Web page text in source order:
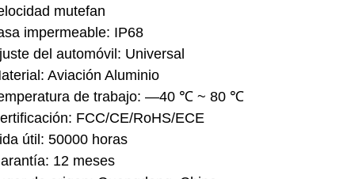
mutefan
impermeable: IP68
del automóvil: Universal
Aviación Aluminio
de trabajo: —40 ℃ ~ 80 ℃
FCC/CE/RoHS/ECE
útil: 50000 horas
12 meses